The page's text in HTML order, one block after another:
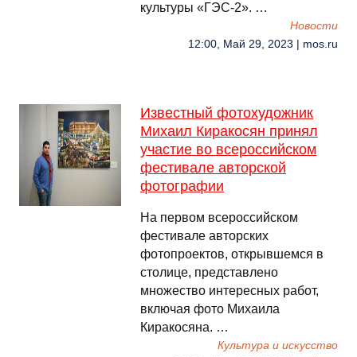
культуры «ГЭС-2». …
Новости
12:00, Май 29, 2023 | mos.ru
Известный фотохудожник
Михаил Киракосян принял
участие во всероссийском
фестивале авторской
фотографии
На первом всероссийском
фестивале авторских
фотопроектов, открывшемся в
столице, представлено
множество интересных работ,
включая фото Михаила
Киракосяна. …
Культура и искусство